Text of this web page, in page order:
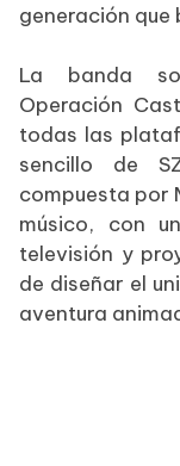
generación que
La banda
Operación
todas las
sencillo de
compuesta por
músico, con
televisión y
de diseñar el
aventura